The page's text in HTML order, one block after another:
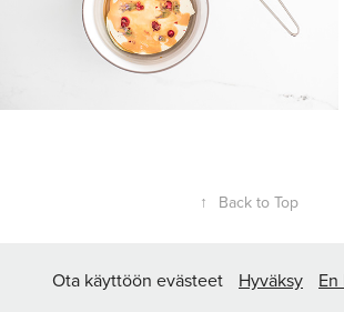
↑ Back to Top
tmi Matias Haapsaari Y-tunnus:
Ota käyttöön evästeet Hyväksy